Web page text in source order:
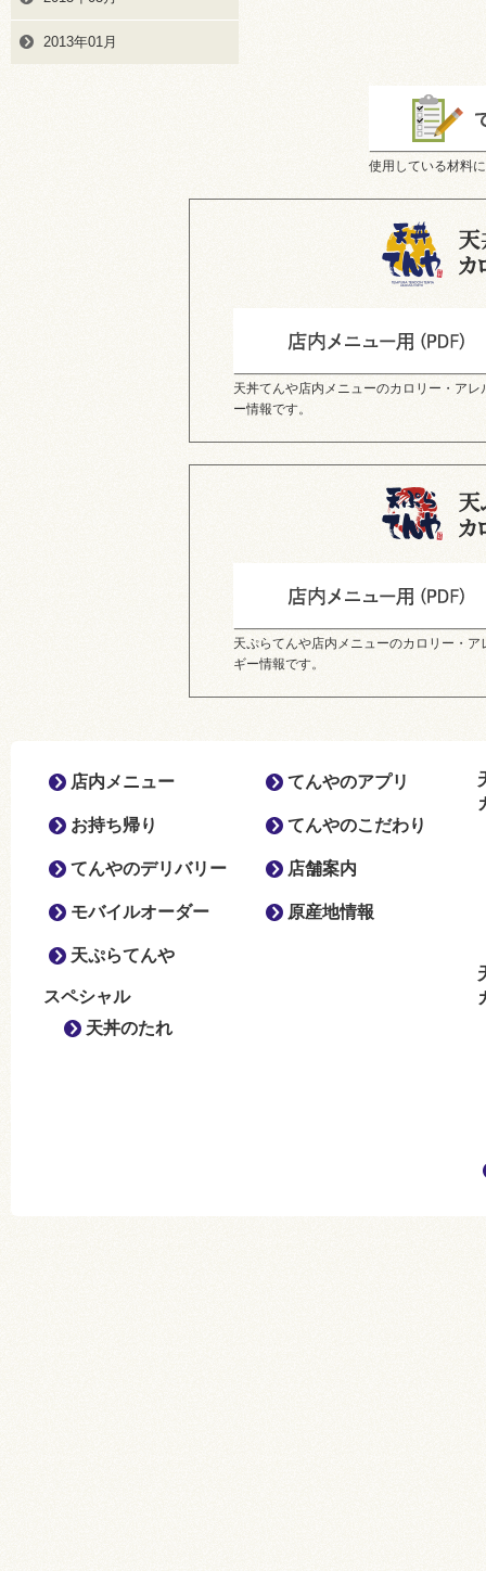
2013年01月
使用している材料
天丼てんや店内メニューのカロリー・アレ
ー情報です。
天ぷらてんや店内メニューのカロリー・ア
ギー情報です。
店内メニュー
お持ち帰り
てんやのデリバリー
モバイルオーダー
天ぷらてんや
スペシャル
天丼のたれ
てんやのアプリ
てんやのこだわり
店舗案内
原産地情報